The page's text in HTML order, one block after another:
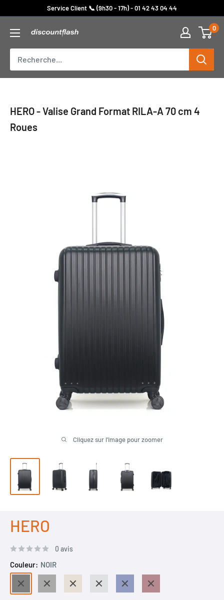
contenu
Service Client 📞 (9h30 - 17h) - 01 42 43 04 44
Discount
Flash
0
HERO - Valise Grand Format RILA-A 70 cm 4
Roues
Cliquez sur l'image pour zoomer
HERO
0 avis
Couleur: NOIR
NOIR
GRIS
FONCE
BEIGE GRIS MARINE BORDEAUX